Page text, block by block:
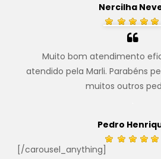
Nercilha
Muito bom atendimento
atendido pela Marli. Parabéns
muitos outros
Pedro
[/carousel_anything]